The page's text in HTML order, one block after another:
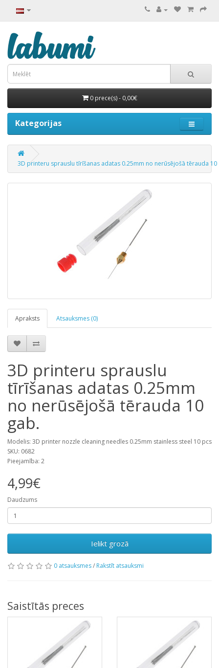
0 prece(s) - 0,00€
Kategorijas
3D printeru sprauslu tīrīšanas adatas 0.25mm no nerūsējošā tērauda 10
Apraksts Atsauksmes (0)
3D printeru sprauslu
tīrīšanas adatas 0.25mm
no nerūsējošā tērauda 10
gab.
Modelis: 3D printer nozzle cleaning needles 0.25mm stainless steel 10 pcs
SKU: 0682
Pieejamība: 2
4,99€
Daudzums
Ielikt grozā
0 atsauksmes/ Rakstīt atsauksmi
Saistītās preces